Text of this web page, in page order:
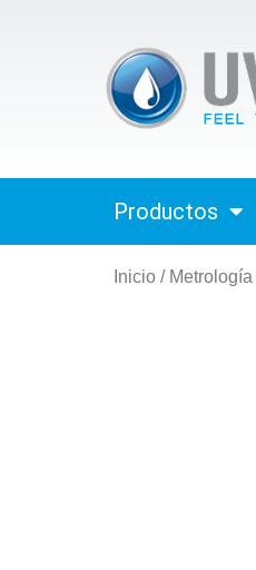
Productos
Inicio / Metrología